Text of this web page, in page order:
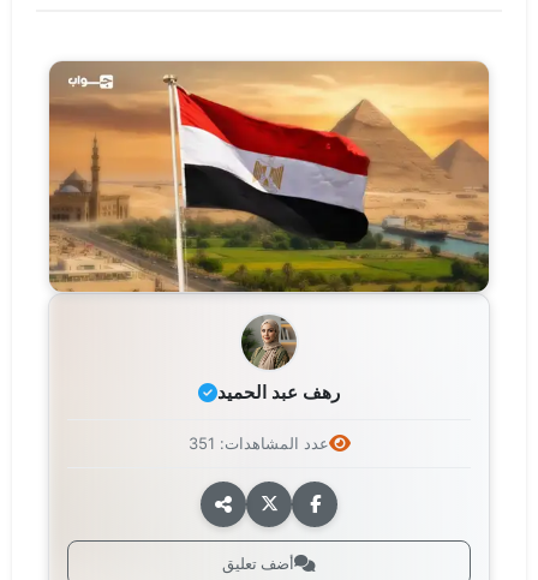
رهف عبد الحميد
عدد المشاهدات: 351
أضف تعليق